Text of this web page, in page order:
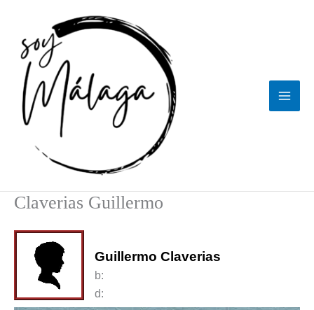
contenido
Claverias Guillermo
Guillermo Claverias
b:
d: